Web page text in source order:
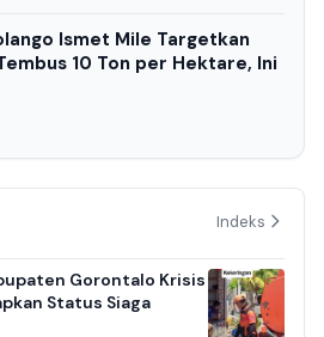
Ismet Mile Targetkan
10 Ton per Hektare, Ini
Indeks
Gorontalo Krisis
Status Siaga